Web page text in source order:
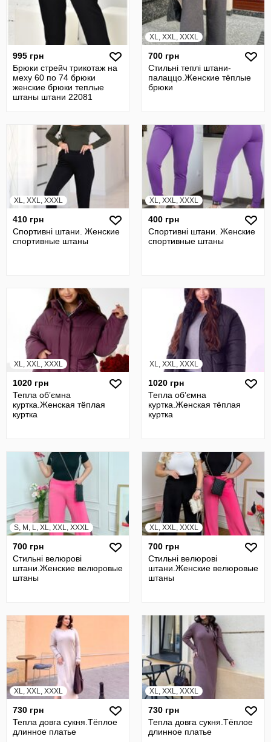
995 грн
Брюки стрейч трикотаж на
меху 60 по 74 брюки
женские брюки теплые
штаны штани 22081
XL, XXL, XXXL
700 грн
Стильні теплі штани-
палаццо.Женские тёплые
брюки
XL, XXL, XXXL
410 грн
Спортивні штани. Женские
спортивные штаны
XL, XXL, XXXL
400 грн
Спортивні штани. Женские
спортивные штаны
XL, XXL, XXXL
1020 грн
Тепла обʼємна
куртка.Женская тёплая
куртка
XL, XXL, XXXL
1020 грн
Тепла обʼємна
куртка.Женская тёплая
куртка
S, M, L, XL, XXL, XXXL
700 грн
Стильні велюрові
штани.Женские велюровые
штаны
XL, XXL, XXXL
700 грн
Стильні велюрові
штани.Женские велюровые
штаны
XL, XXL, XXXL
730 грн
Тепла довга сукня.Тёплое
длинное платье
XL, XXL, XXXL
730 грн
Тепла довга сукня.Тёплое
длинное платье